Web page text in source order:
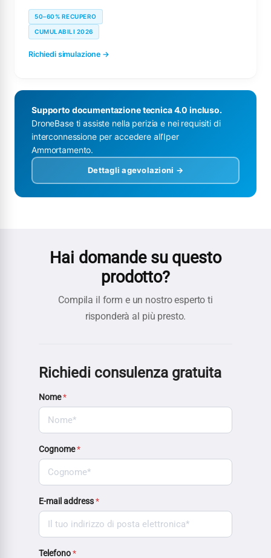
50–60% RECUPERO
CUMULABILI 2026
Richiedi simulazione →
Supporto documentazione tecnica 4.0 incluso.
DroneBase ti assiste nella perizia e nei requisiti di
interconnessione per accedere all’Iper
Ammortamento.
Dettagli agevolazioni →
Hai domande su questo
prodotto?
Compila il form e un nostro esperto ti
risponderà al più presto.
Richiedi consulenza gratuita
Nome*
Cognome*
E-mail address*
Telefono*